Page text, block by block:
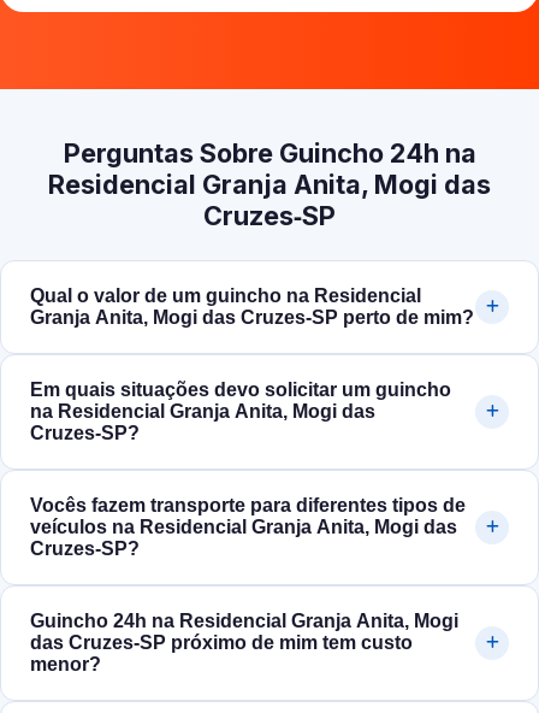
Perguntas Sobre Guincho 24h na
Residencial Granja Anita, Mogi das
Cruzes‑SP
Qual o valor de um guincho na Residencial
Granja Anita, Mogi das Cruzes‑SP perto de mim?
Em quais situações devo solicitar um guincho
na Residencial Granja Anita, Mogi das
Cruzes‑SP?
Vocês fazem transporte para diferentes tipos de
veículos na Residencial Granja Anita, Mogi das
Cruzes‑SP?
Guincho 24h na Residencial Granja Anita, Mogi
das Cruzes‑SP próximo de mim tem custo
menor?